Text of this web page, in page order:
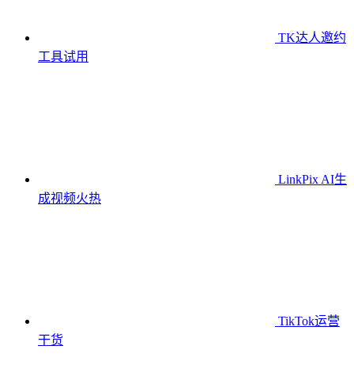
TK达人邀约
工具试用
LinkPix AI生
成视频火热
TikTok运营
干货